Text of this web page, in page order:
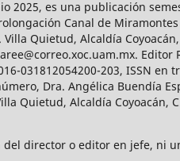
2025, es una publicación
Canal de Miramontes
Quietud, Alcaldía
Editor
031812054200-203, ISSN
Dra. Angélica Buendía
Quietud, Alcaldía Coyoacán,
director o editor en jefe, ni